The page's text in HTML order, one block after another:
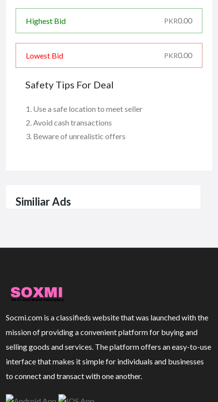
Highest Bid PKR0.00
Lowest Bid PKR0.00
Safety Tips For Deal
Use a safe location to meet seller
Avoid cash transactions
Beware of unrealistic offers
Similiar Ads
Socmi.com is a classifieds website that was launched with the
mission of providing a convenient platform for buying and
selling goods and services. The platform offers an easy-to-use
interface that makes it simple for individuals and businesses
to connect and transact with one another.